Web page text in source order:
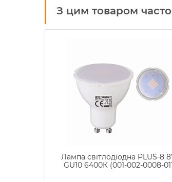
З цим товаром
Лампа світлодіодна PLUS-8
GU10 6400К (001-002-0008-